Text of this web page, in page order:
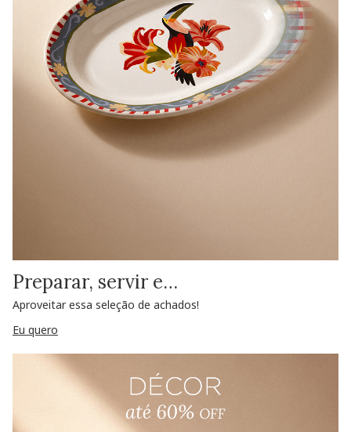
Preparar, servir e…
Aproveitar essa seleção de achados!
Eu quero